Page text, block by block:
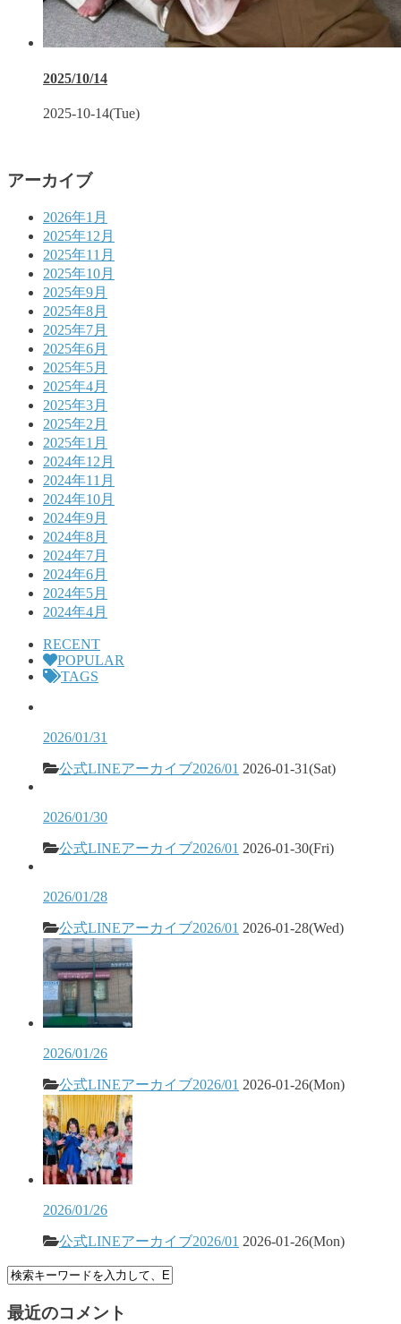
2025/10/14
2025-10-14(Tue)
アーカイブ
2026年1月
2025年12月
2025年11月
2025年10月
2025年9月
2025年8月
2025年7月
2025年6月
2025年5月
2025年4月
2025年3月
2025年2月
2025年1月
2024年12月
2024年11月
2024年10月
2024年9月
2024年8月
2024年7月
2024年6月
2024年5月
2024年4月
RECENT
POPULAR
TAGS
2026/01/31
公式LINEアーカイブ2026/01 2026-01-31(Sat)
2026/01/30
公式LINEアーカイブ2026/01 2026-01-30(Fri)
2026/01/28
公式LINEアーカイブ2026/01 2026-01-28(Wed)
2026/01/26
公式LINEアーカイブ2026/01 2026-01-26(Mon)
2026/01/26
公式LINEアーカイブ2026/01 2026-01-26(Mon)
最近のコメント